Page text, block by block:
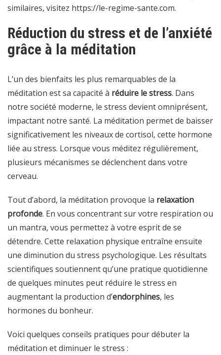
similaires, visitez https://le-regime-sante.com.
Réduction du stress et de l’anxiété
grâce à la méditation
L’un des bienfaits les plus remarquables de la
méditation est sa capacité à réduire le stress. Dans
notre société moderne, le stress devient omniprésent,
impactant notre santé. La méditation permet de baisser
significativement les niveaux de cortisol, cette hormone
liée au stress. Lorsque vous méditez régulièrement,
plusieurs mécanismes se déclenchent dans votre
cerveau.
Tout d’abord, la méditation provoque la relaxation
profonde. En vous concentrant sur votre respiration ou
un mantra, vous permettez à votre esprit de se
détendre. Cette relaxation physique entraîne ensuite
une diminution du stress psychologique. Les résultats
scientifiques soutiennent qu’une pratique quotidienne
de quelques minutes peut réduire le stress en
augmentant la production d’endorphines, les
hormones du bonheur.
Voici quelques conseils pratiques pour débuter la
méditation et diminuer le stress :